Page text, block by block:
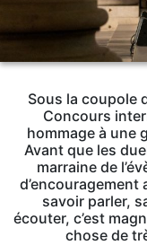
Sous la coupole
Concours
hommage à une
Avant que les
marraine de
d’encouragement
savoir parler,
écouter, c’est
chose de